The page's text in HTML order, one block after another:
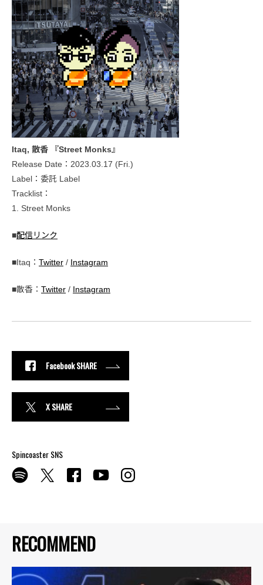
RECOMMEND
Itaq, 散香 『Street Monks』
Release Date：2023.03.17 (Fri.)
Label：委託 Label
Tracklist：
1. Street Monks
■配信リンク
■Itaq： Twitter / Instagram
■散香： Twitter / Instagram
Facebook SHARE
X SHARE
Spincoaster SNS